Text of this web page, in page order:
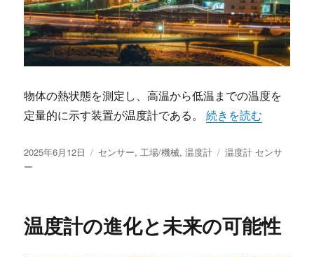
物体の熱状態を測定し、高温から低温までの温度を
定量的に示す装置が温度計である。“温度計の進化と多
続きを読む
投
稿
2025年6月12日
カ
センサー,工場/機械,温度計
タ
温度計 センサ
ー
温度計の進化と未来の可能性